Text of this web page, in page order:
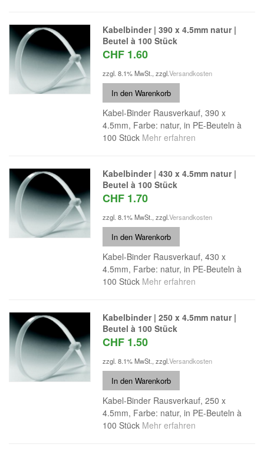
Kabelbinder | 390 x 4.5mm natur |
Beutel à 100 Stück
CHF 1.60
zzgl. 8.1% MwSt.,zzgl.Versandkosten
In den Warenkorb
Kabel-Binder Rausverkauf, 390 x
4.5mm, Farbe: natur, in PE-Beuteln à
100 Stück Mehr erfahren
Kabelbinder | 430 x 4.5mm natur |
Beutel à 100 Stück
CHF 1.70
zzgl. 8.1% MwSt.,zzgl.Versandkosten
In den Warenkorb
Kabel-Binder Rausverkauf, 430 x
4.5mm, Farbe: natur, in PE-Beuteln à
100 Stück Mehr erfahren
Kabelbinder | 250 x 4.5mm natur |
Beutel à 100 Stück
CHF 1.50
zzgl. 8.1% MwSt.,zzgl.Versandkosten
In den Warenkorb
Kabel-Binder Rausverkauf, 250 x
4.5mm, Farbe: natur, in PE-Beuteln à
100 Stück Mehr erfahren